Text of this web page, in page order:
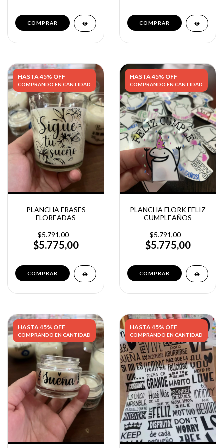
COMPRAR
HASTA 45% OFF
COMPRANDO EN CANTIDAD
PLANCHA FRASES
FLOREADAS
$5.791,00
$5.775,00
HASTA 45% OFF
COMPRANDO EN CANTIDAD
PLANCHA FLORK FELIZ
CUMPLEAÑOS
$5.791,00
$5.775,00
HASTA 45% OFF
COMPRANDO EN CANTIDAD
HASTA 45% OFF
COMPRANDO EN CANTIDAD